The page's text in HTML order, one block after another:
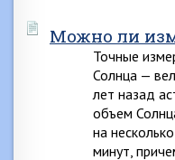
Можно ли
Точные
Солнца —
лет назад
объем
на
минут,